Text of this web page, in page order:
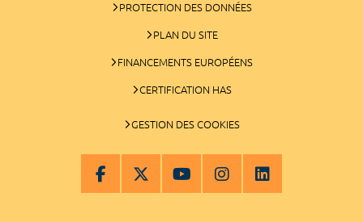
PROTECTION DES DONNÉES
PLAN DU SITE
FINANCEMENTS EUROPÉENS
CERTIFICATION HAS
GESTION DES COOKIES